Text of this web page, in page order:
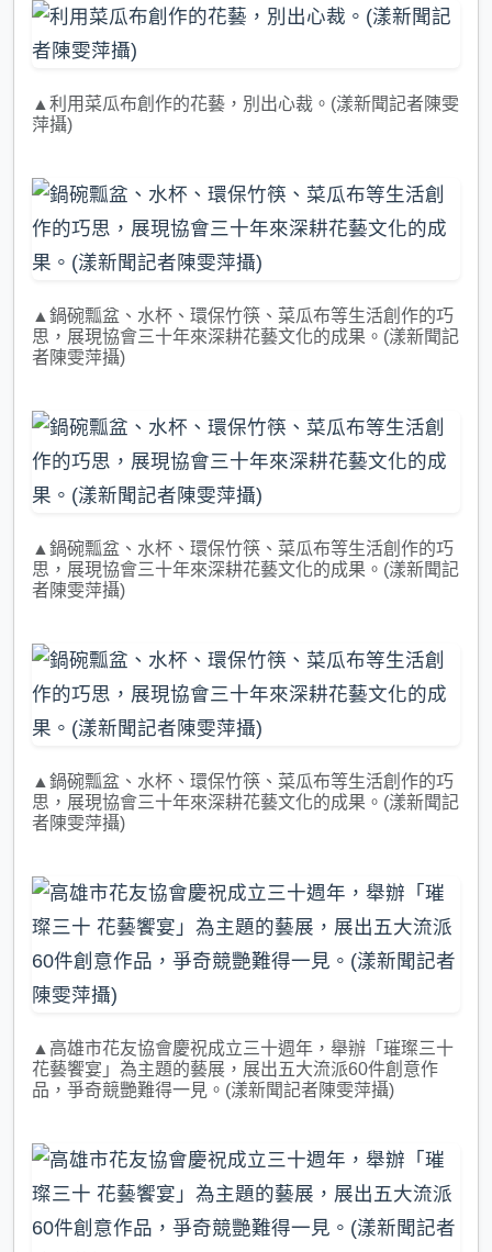
▲利用菜瓜布創作的花藝，別出心裁。(漾新聞記者陳雯
萍攝)
▲鍋碗瓢盆、水杯、環保竹筷、菜瓜布等生活創作的巧
思，展現協會三十年來深耕花藝文化的成果。(漾新聞記
者陳雯萍攝)
▲鍋碗瓢盆、水杯、環保竹筷、菜瓜布等生活創作的巧
思，展現協會三十年來深耕花藝文化的成果。(漾新聞記
者陳雯萍攝)
▲鍋碗瓢盆、水杯、環保竹筷、菜瓜布等生活創作的巧
思，展現協會三十年來深耕花藝文化的成果。(漾新聞記
者陳雯萍攝)
▲高雄市花友協會慶祝成立三十週年，舉辦「璀璨三十
花藝饗宴」為主題的藝展，展出五大流派60件創意作
品，爭奇競艷難得一見。(漾新聞記者陳雯萍攝)